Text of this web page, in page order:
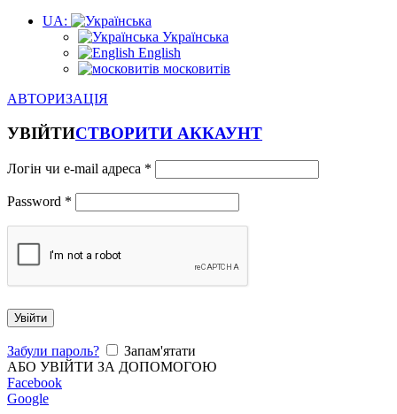
UA:
Українська
English
московитів
АВТОРИЗАЦІЯ
УВІЙТИСТВОРИТИ АККАУНТ
Логін чи e-mail адреса *
Password *
Увійти
Забули пароль?
Запам'ятати
АБО УВІЙТИ ЗА ДОПОМОГОЮ
Facebook
Google